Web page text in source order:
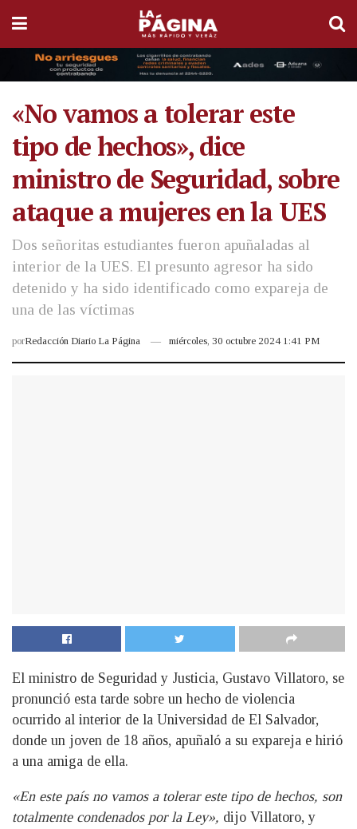
«No vamos a tolerar este
tipo de hechos», dice
ministro de Seguridad, sobre
ataque a mujeres en la UES
Dos señoritas estudiantes fueron apuñaladas al
interior de la UES. El presunto agresor ha sido
detenido y ha sido identificado como expareja de
una de las víctimas
porRedacción Diario La Página miércoles, 30 octubre 2024 1:41 PM
El ministro de Seguridad y Justicia, Gustavo Villatoro, se
pronunció esta tarde sobre un hecho de violencia
ocurrido al interior de la Universidad de El Salvador,
donde un joven de 18 años, apuñaló a su expareja e hirió
a una amiga de ella.
«En este país no vamos a tolerar este tipo de hechos, son
totalmente condenados por la Ley», dijo Villatoro, y